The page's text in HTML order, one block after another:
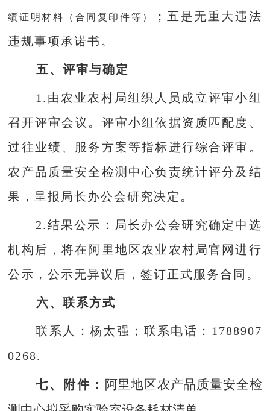
绩证明材料（合同复印件等） ； 五 是无重大违法
违规事项承诺书。
五、评审与确定
1. 由农业农村局组织人员成立评审小组
召开评审会议。 评审小组依据资质匹配度、
过往业绩、服务方案等指标进行综合评审。
农产品质量安全检测中心负责统计评分及结
果，呈报局长办公会研究决定。
2.结果公示： 局长办公会研究确定中选
机构后，将在 阿里地区农业农村局官网进行
公示，公示无异议后，签订正式服务合同。
六、联系方式
联系人：杨太强 ；联系电话： 1788907
0268.
七、 附件： 阿里地区农产品质量安全检